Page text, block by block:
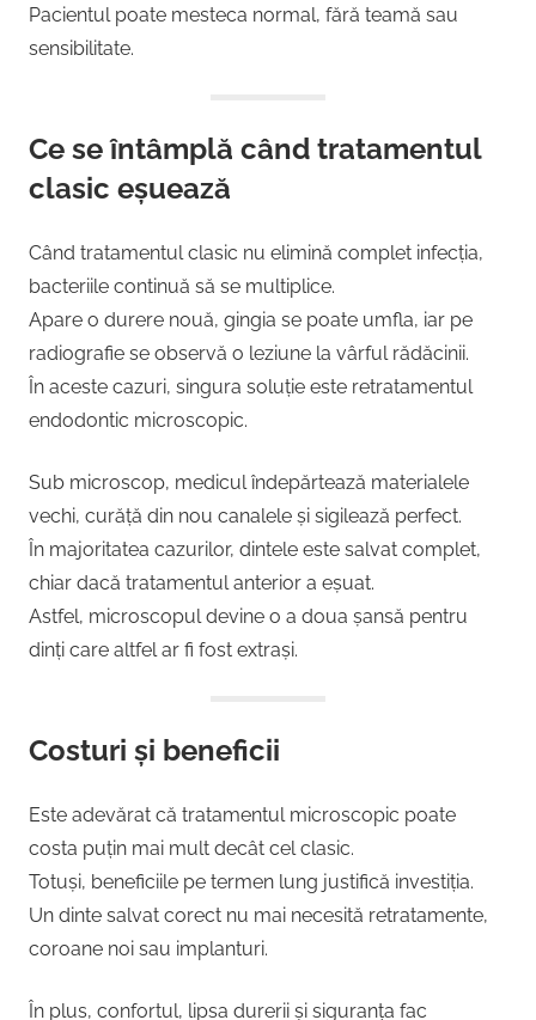
Pacientul poate mesteca normal, fără teamă sau
sensibilitate.
Ce se întâmplă când tratamentul
clasic eșuează
Când tratamentul clasic nu elimină complet infecția,
bacteriile continuă să se multiplice.
Apare o durere nouă, gingia se poate umfla, iar pe
radiografie se observă o leziune la vârful rădăcinii.
În aceste cazuri, singura soluție este retratamentul
endodontic microscopic.
Sub microscop, medicul îndepărtează materialele
vechi, curăță din nou canalele și sigilează perfect.
În majoritatea cazurilor, dintele este salvat complet,
chiar dacă tratamentul anterior a eșuat.
Astfel, microscopul devine o a doua șansă pentru
dinți care altfel ar fi fost extrași.
Costuri și beneficii
Este adevărat că tratamentul microscopic poate
costa puțin mai mult decât cel clasic.
Totuși, beneficiile pe termen lung justifică investiția.
Un dinte salvat corect nu mai necesită retratamente,
coroane noi sau implanturi.
În plus, confortul, lipsa durerii și siguranța fac